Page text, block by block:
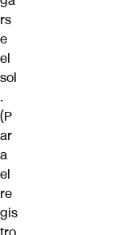
rs
e
el
sol
.
(P
ar
a
el
re
gis